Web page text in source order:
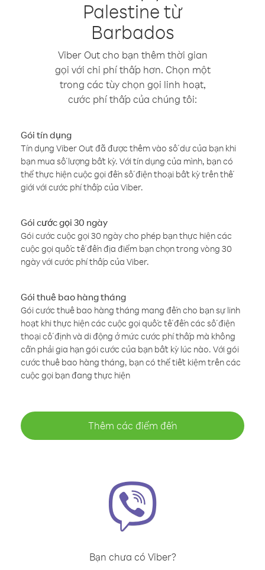
Palestine từ
Barbados
Viber Out cho bạn thêm thời gian
gọi với chi phí thấp hơn. Chọn một
trong các tùy chọn gọi linh hoạt,
cước phí thấp của chúng tôi:
Gói tín dụng
Tín dụng Viber Out đã được thêm vào số dư của bạn khi
bạn mua số lượng bất kỳ. Với tín dụng của mình, bạn có
thể thực hiện cuộc gọi đến số điện thoại bất kỳ trên thế
giới với cước phí thấp của Viber.
Gói cước gọi 30 ngày
Gói cước cuộc gọi 30 ngày cho phép bạn thực hiện các
cuộc gọi quốc tế đến địa điểm bạn chọn trong vòng 30
ngày với cước phí thấp của Viber.
Gói thuê bao hàng tháng
Gói cước thuê bao hàng tháng mang đến cho bạn sự linh
hoạt khi thực hiện các cuộc gọi quốc tế đến các số điện
thoại cố định và di động ở mức cước phí thấp mà không
cần phải gia hạn gói cước của bạn bất kỳ lúc nào. Với gói
cước thuê bao hàng tháng, bạn có thể tiết kiệm trên các
cuộc gọi bạn đang thực hiện
Thêm các điểm đến
Bạn chưa có Viber?